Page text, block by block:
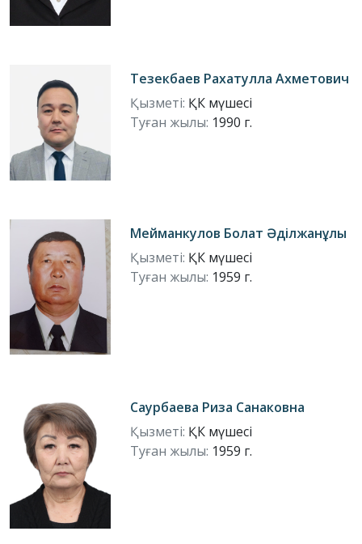
Тезекбаев Рахатулла Ахметович
Қызметі: ҚК мүшесі
Туған жылы: 1990 г.
Мейманкулов Болат Әділжанұлы
Қызметі: ҚК мүшесі
Туған жылы: 1959 г.
Саурбаева Риза Санаковна
Қызметі: ҚК мүшесі
Туған жылы: 1959 г.